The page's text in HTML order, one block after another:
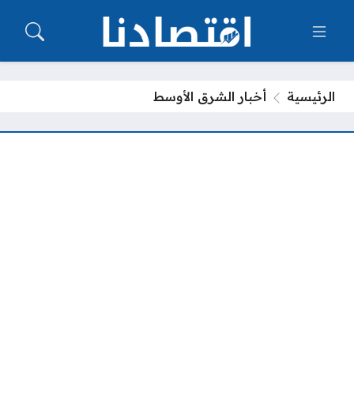
الرئيسية أخبار الشرق الأوسط